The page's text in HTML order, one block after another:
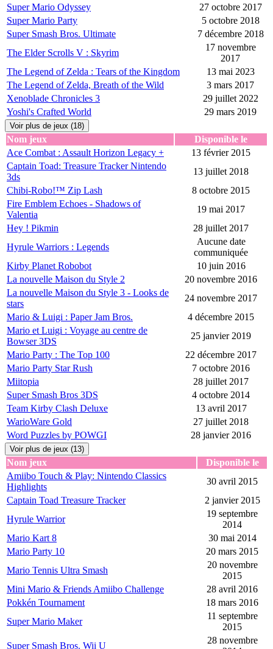
Super Mario Odyssey
27 octobre 2017
Super Mario Party
5 octobre 2018
Super Smash Bros. Ultimate
7 décembre 2018
The Elder Scrolls V : Skyrim
17 novembre
2017
The Legend of Zelda : Tears of the Kingdom
13 mai 2023
The Legend of Zelda, Breath of the Wild
3 mars 2017
Xenoblade Chronicles 3
29 juillet 2022
Yoshi's Crafted World
29 mars 2019
Voir plus de jeux (18)
Nom jeux
Disponible le
Ace Combat : Assault Horizon Legacy +
13 février 2015
Captain Toad: Treasure Tracker Nintendo
3ds
13 juillet 2018
Chibi-Robo!™ Zip Lash
8 octobre 2015
Fire Emblem Echoes - Shadows of
Valentia
19 mai 2017
Hey ! Pikmin
28 juillet 2017
Hyrule Warriors : Legends
Aucune date
communiquée
Kirby Planet Robobot
10 juin 2016
La nouvelle Maison du Style 2
20 novembre 2016
La nouvelle Maison du Style 3 - Looks de
stars
24 novembre 2017
Mario & Luigi : Paper Jam Bros.
4 décembre 2015
Mario et Luigi : Voyage au centre de
Bowser 3DS
25 janvier 2019
Mario Party : The Top 100
22 décembre 2017
Mario Party Star Rush
7 octobre 2016
Miitopia
28 juillet 2017
Super Smash Bros 3DS
4 octobre 2014
Team Kirby Clash Deluxe
13 avril 2017
WarioWare Gold
27 juillet 2018
Word Puzzles by POWGI
28 janvier 2016
Voir plus de jeux (13)
Nom jeux
Disponible le
Amiibo Touch & Play: Nintendo Classics
Highlights
30 avril 2015
Captain Toad Treasure Tracker
2 janvier 2015
Hyrule Warrior
19 septembre
2014
Mario Kart 8
30 mai 2014
Mario Party 10
20 mars 2015
Mario Tennis Ultra Smash
20 novembre
2015
Mini Mario & Friends Amiibo Challenge
28 avril 2016
Pokkén Tournament
18 mars 2016
Super Mario Maker
11 septembre
2015
Super Smash Bros. Wii U
28 novembre